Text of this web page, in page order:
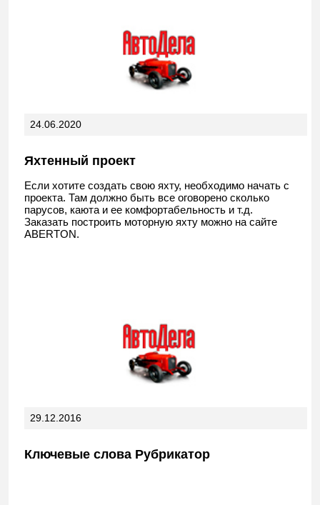
24.06.2020
Яхтенный проект
Если хотите создать свою яхту, необходимо начать с
проекта. Там должно быть все оговорено сколько
парусов, каюта и ее комфортабельность и т.д.
Заказать построить моторную яхту можно на сайте
ABERTON.
29.12.2016
Ключевые слова Рубрикатор